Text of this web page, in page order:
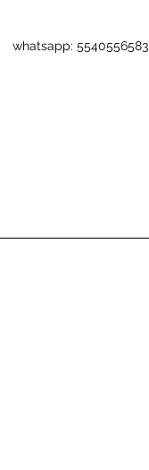
whatsapp: 5540556583